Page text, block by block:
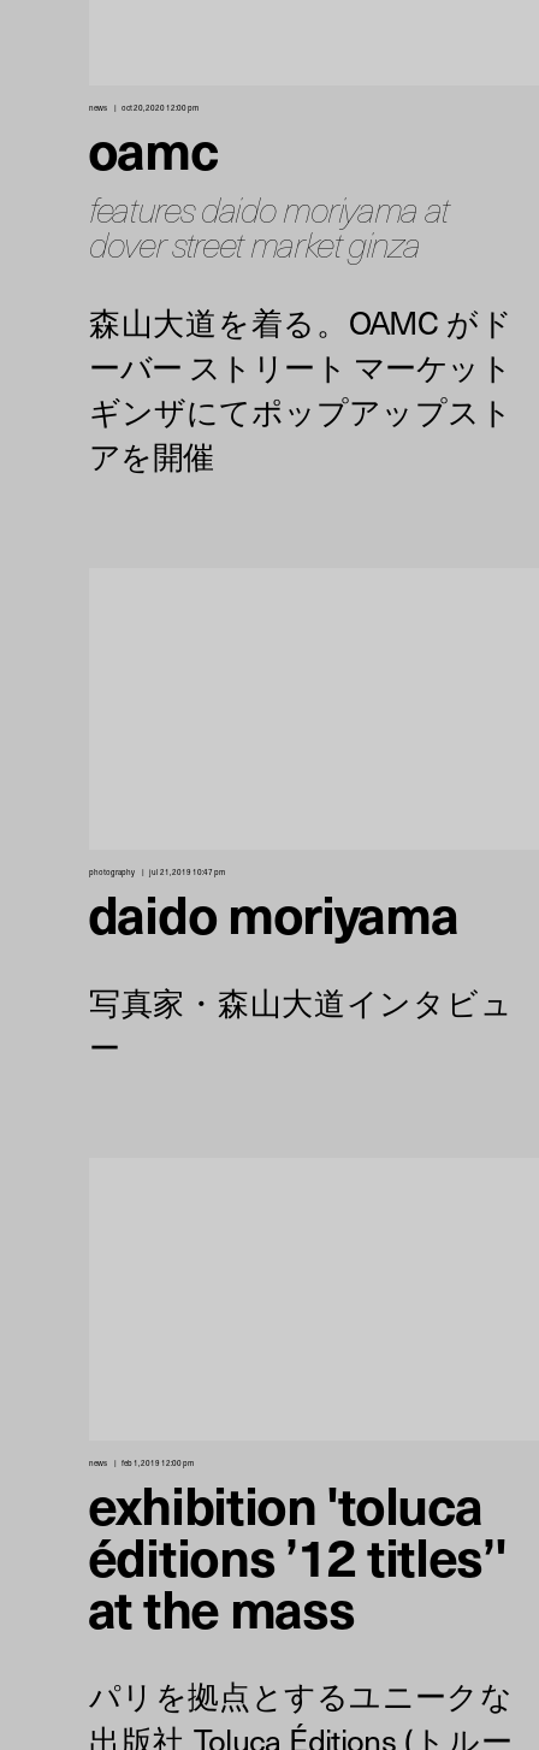
news oct 20, 2020 12:00 pm
oamc
features daido moriyama at
dover street market ginza
photography jul 21, 2019 10:47 pm
daido moriyama
news feb 1, 2019 12:00 pm
exhibition 'toluca
éditions ’12 titles’'
at the mass